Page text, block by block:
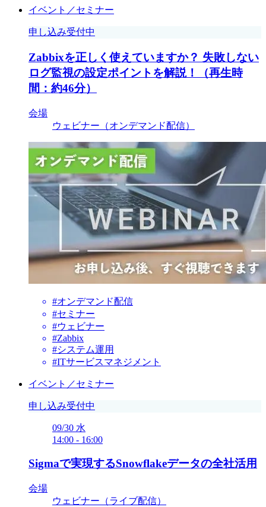
イベント／セミナー
申し込み受付中
Zabbixを正しく使えていますか？ 失敗しない
ログ監視の設定ポイントを解説！（再生時
間：約46分）
会場
ウェビナー（オンデマンド配信）
#オンデマンド配信
#セミナー
#ウェビナー
#Zabbix
#システム運用
#ITサービスマネジメント
イベント／セミナー
申し込み受付中
09/30 水
14:00 - 16:00
Sigmaで実現するSnowflakeデータの全社活用
会場
ウェビナー（ライブ配信）